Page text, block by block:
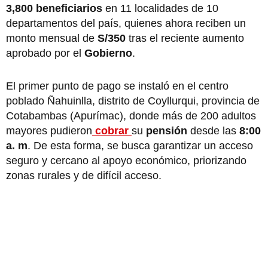
3,800 beneficiarios en 11 localidades de 10
departamentos del país, quienes ahora reciben un
monto mensual de S/350 tras el reciente aumento
aprobado por el Gobierno.
El primer punto de pago se instaló en el centro
poblado Ñahuinlla, distrito de Coyllurqui, provincia de
Cotabambas (Apurímac), donde más de 200 adultos
mayores pudieron cobrar su pensión desde las 8:00
a. m. De esta forma, se busca garantizar un acceso
seguro y cercano al apoyo económico, priorizando
zonas rurales y de difícil acceso.